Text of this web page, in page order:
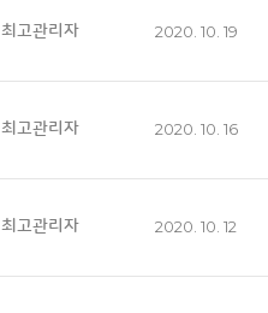
최고관리자 2020. 10. 19
최고관리자 2020. 10. 16
최고관리자 2020. 10. 12